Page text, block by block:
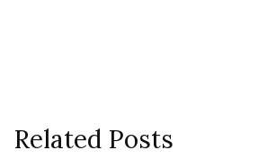
Related Posts